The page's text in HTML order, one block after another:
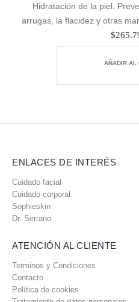
Hidratación de la piel.
arrugas, la flacidez y otras
C.N.:
$
AÑADIR AL
ENLACES DE INTERÉS
Cuidado facial
Cuidado corporal
Sophieskin
Dr. Serrano
ATENCIÓN AL CLIENTE
Terminos y Condiciones
Contacto
Política de cookies